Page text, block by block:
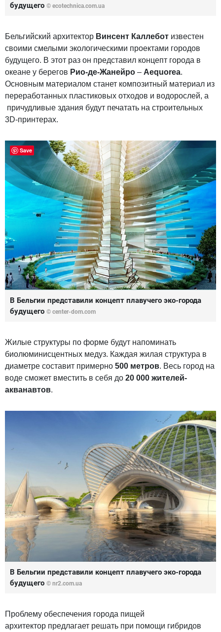
будущего © ecotechnica.com.ua
Бельгийский архитектор Винсент Каллебот известен
своими смелыми экологическими проектами городов
будущего. В этот раз он представил концепт города в
океане у берегов Рио-де-Жанейро – Aequorea.
Основным материалом станет композитный материал из
переработанных пластиковых отходов и водорослей, а
причудливые здания будут печатать на строительных
3D-принтерах.
В Бельгии представили концепт плавучего эко-города
будущего © center-dom.com
Жилые структуры по форме будут напоминать
биолюминисцентных медуз. Каждая жилая структура в
диаметре составит примерно 500 метров. Весь город на
воде сможет вместить в себя до 20 000 жителей-
акванавтов.
В Бельгии представили концепт плавучего эко-города
будущего © nr2.com.ua
Проблему обеспечения города пищей
архитектор предлагает решать при помощи гибридов
Save